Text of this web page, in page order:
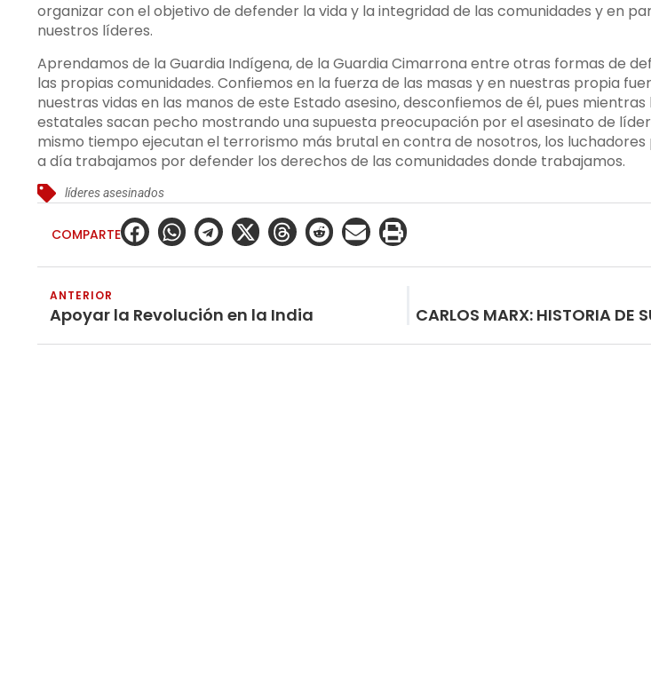
organizar con el objetivo de defender la vida y la integridad de las comunidades y en
nuestros líderes.
Aprendamos de la Guardia Indígena, de la Guardia Cimarrona entre otras formas de
las propias comunidades. Confiemos en la fuerza de las masas y en nuestras propia
nuestras vidas en las manos de este Estado asesino, desconfiemos de él, pues
estatales sacan pecho mostrando una supuesta preocupación por el asesinato de
mismo tiempo ejecutan el terrorismo más brutal en contra de nosotros, los luchadores
a día trabajamos por defender los derechos de las comunidades donde trabajamos.
líderes asesinados
COMPARTE
ANTERIOR
Apoyar la Revolución en la India CARLOS MARX: HISTORIA DE